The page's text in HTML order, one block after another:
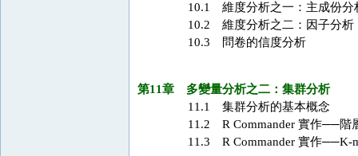
10.1 維度分析之一：主成份分
10.2 維度分析之二：因子分析
10.3 問卷的信度分析
第11章 多變量分析之二：集群分析
11.1 集群分析的基本概念
11.2 R Commander 實作──階
11.3 R Commander 實作──K-